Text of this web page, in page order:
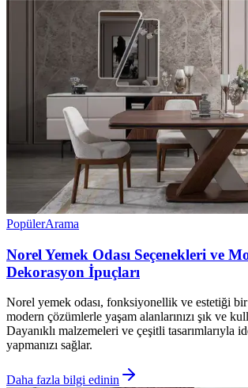
PopülerArama
Norel Yemek Odası Seçenekleri ve
Dekorasyon İpuçları
Norel yemek odası, fonksiyonellik ve estetiği bir
modern çözümlerle yaşam alanlarınızı şık ve
Dayanıklı malzemeleri ve çeşitli tasarımlarıyla
yapmanızı sağlar.
Daha fazla bilgi edinin